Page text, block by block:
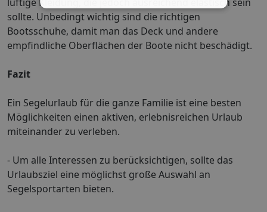
sollte. Unbedingt wichtig sind die richtigen
Bootsschuhe, damit man das Deck und andere
empfindliche Oberflächen der Boote nicht beschädigt.
Fazit
Ein Segelurlaub für die ganze Familie ist eine besten
Möglichkeiten einen aktiven, erlebnisreichen Urlaub
miteinander zu verleben.
- Um alle Interessen zu berücksichtigen, sollte das
Urlaubsziel eine möglichst große Auswahl an
Segelsportarten bieten.